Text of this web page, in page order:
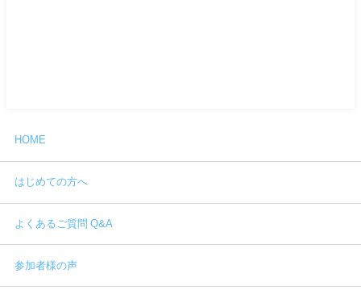
HOME
はじめての方へ
よくあるご質問 Q&A
参加者様の声